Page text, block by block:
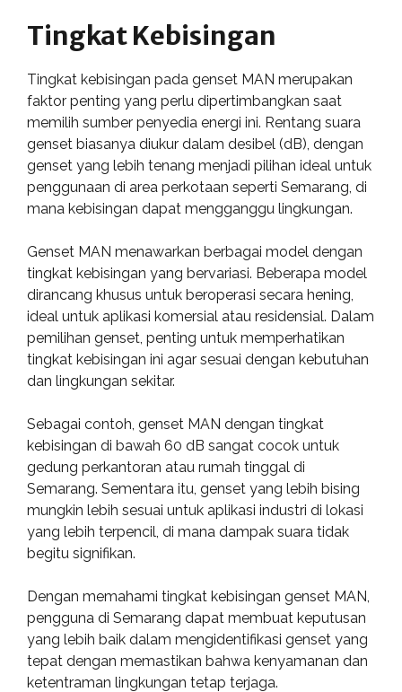
Tingkat Kebisingan
Tingkat kebisingan pada genset MAN merupakan
faktor penting yang perlu dipertimbangkan saat
memilih sumber penyedia energi ini. Rentang suara
genset biasanya diukur dalam desibel (dB), dengan
genset yang lebih tenang menjadi pilihan ideal untuk
penggunaan di area perkotaan seperti Semarang, di
mana kebisingan dapat mengganggu lingkungan.
Genset MAN menawarkan berbagai model dengan
tingkat kebisingan yang bervariasi. Beberapa model
dirancang khusus untuk beroperasi secara hening,
ideal untuk aplikasi komersial atau residensial. Dalam
pemilihan genset, penting untuk memperhatikan
tingkat kebisingan ini agar sesuai dengan kebutuhan
dan lingkungan sekitar.
Sebagai contoh, genset MAN dengan tingkat
kebisingan di bawah 60 dB sangat cocok untuk
gedung perkantoran atau rumah tinggal di
Semarang. Sementara itu, genset yang lebih bising
mungkin lebih sesuai untuk aplikasi industri di lokasi
yang lebih terpencil, di mana dampak suara tidak
begitu signifikan.
Dengan memahami tingkat kebisingan genset MAN,
pengguna di Semarang dapat membuat keputusan
yang lebih baik dalam mengidentifikasi genset yang
tepat dengan memastikan bahwa kenyamanan dan
ketentraman lingkungan tetap terjaga.